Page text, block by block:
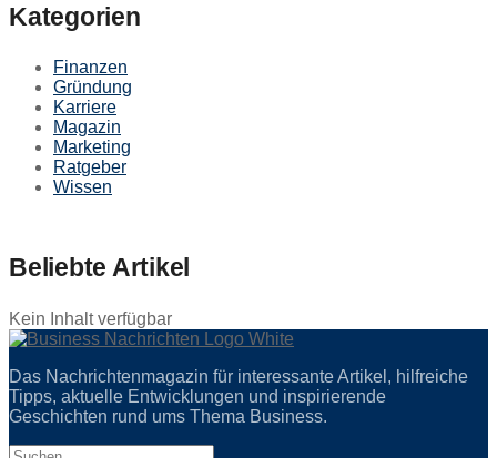
Kategorien
Finanzen
Gründung
Karriere
Magazin
Marketing
Ratgeber
Wissen
Beliebte Artikel
Kein Inhalt verfügbar
Das Nachrichtenmagazin für interessante Artikel, hilfreiche
Tipps, aktuelle Entwicklungen und inspirierende
Geschichten rund ums Thema Business.